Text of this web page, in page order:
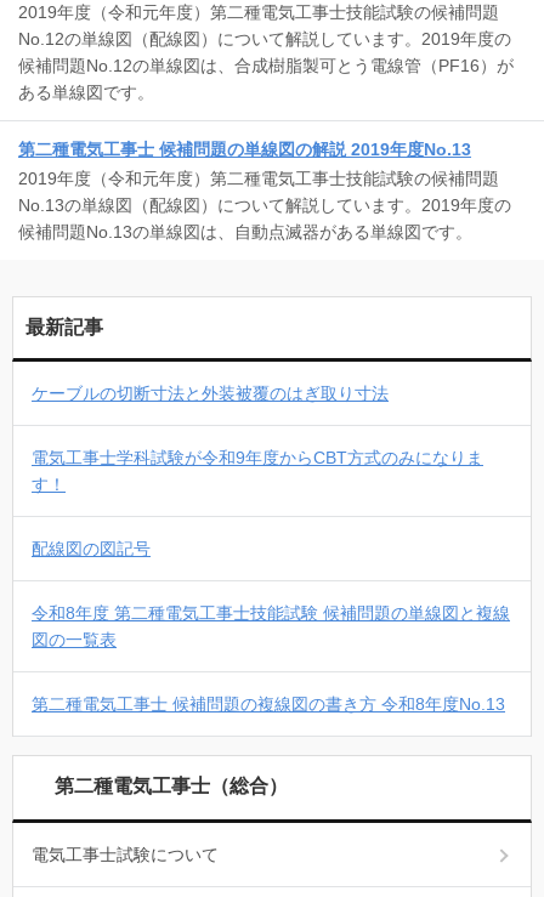
2019年度（令和元年度）第二種電気工事士技能試験の候補問題
No.12の単線図（配線図）について解説しています。2019年度の
候補問題No.12の単線図は、合成樹脂製可とう電線管（PF16）が
ある単線図です。
第二種電気工事士 候補問題の単線図の解説 2019年度No.13
2019年度（令和元年度）第二種電気工事士技能試験の候補問題
No.13の単線図（配線図）について解説しています。2019年度の
候補問題No.13の単線図は、自動点滅器がある単線図です。
最新記事
ケーブルの切断寸法と外装被覆のはぎ取り寸法
電気工事士学科試験が令和9年度からCBT方式のみになりま
す！
配線図の図記号
令和8年度 第二種電気工事士技能試験 候補問題の単線図と複線
図の一覧表
第二種電気工事士 候補問題の複線図の書き方 令和8年度No.13
第二種電気工事士（総合）
電気工事士試験について